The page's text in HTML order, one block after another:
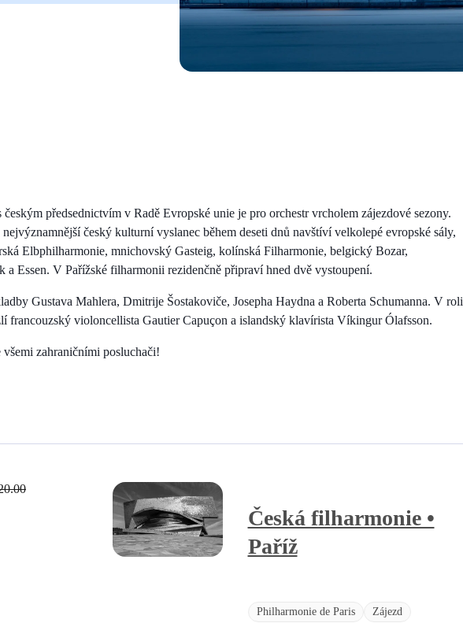
předsednictvím v Radě Evropské unie je pro orchestr vrcholem zájezdové sezony.
český kulturní vyslanec během deseti dnů navštíví velkolepé evropské sály,
Elbphilharmonie, mnichovský Gasteig, kolínská Filharmonie, belgický Bozar,
a Essen. V Pařížské filharmonii rezidenčně připraví hned dvě vystoupení.
Gustava Mahlera, Dmitrije Šostakoviče, Josepha Haydna a Roberta Schumanna. V roli
francouzský violoncellista Gautier Capuçon a islandský klavírista Víkingur Ólafsson.
všemi zahraničními posluchači!
Philharmonie de Paris Zájezd
Česká filharmonie •
Paříž